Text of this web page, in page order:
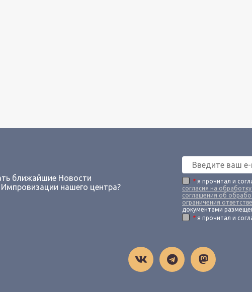
ближайшие Новости
нашего центра?
* я прочитал и
согласия на
соглашения об
ограничения
документами
* я прочитал и